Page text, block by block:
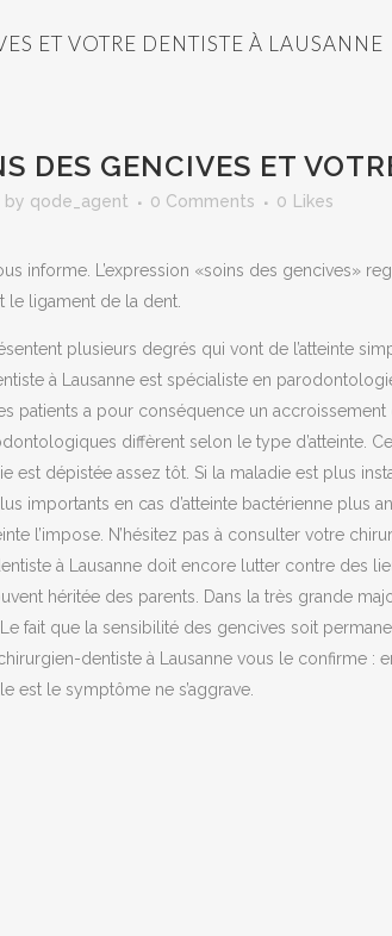
ET VOTRE DENTISTE À LAUSANNE
DES GENCIVES ET
by qode_agent 0 Comments 0 Likes
informe. L’expression «soins des gencives»
le ligament de la dent.
plusieurs degrés qui vont de l’atteinte
à Lausanne est spécialiste en
patients a pour conséquence un
diffèrent selon le type d’atteinte.
est dépistée assez tôt. Si la maladie est plus
importants en cas d’atteinte bactérienne
l’impose. N’hésitez pas à consulter votre
à Lausanne doit encore lutter contre des
héritée des parents. Dans la très grande
fait que la sensibilité des gencives soit
dentiste à Lausanne vous le confirme
est le symptôme ne s’aggrave.